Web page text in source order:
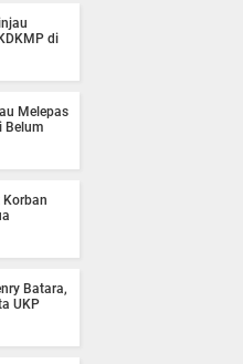
di
Melepas
Belum
Korban
Batara,
UKP